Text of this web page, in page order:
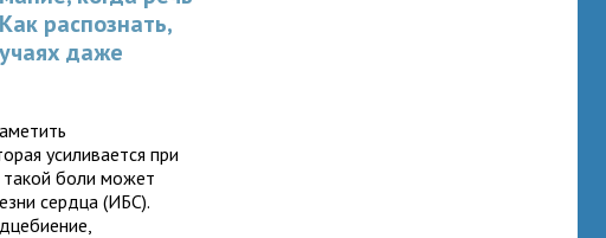
распознать,
даже
усиливается при
такой боли может
сердца (ИБС).